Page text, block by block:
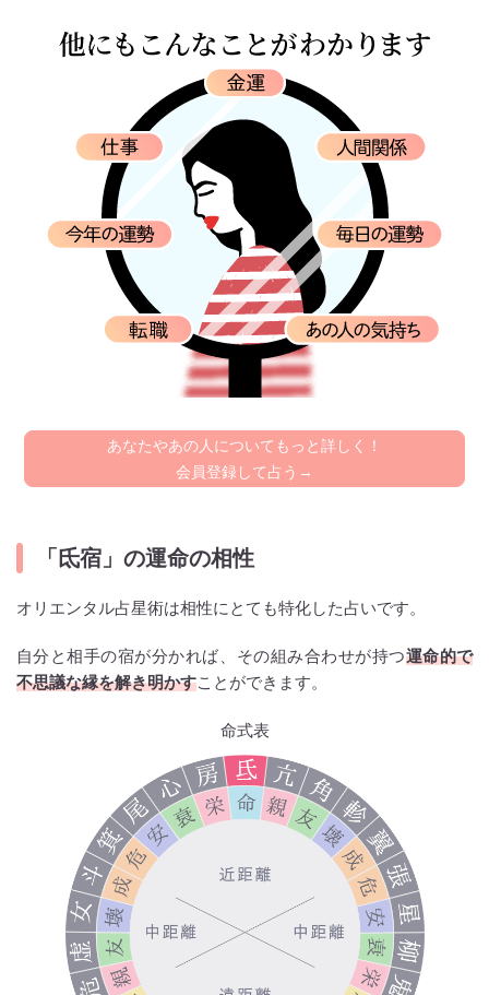
あなたやあの人についてもっと詳しく！
会員登録して占う→
「氐宿」の運命の相性
オリエンタル占星術は相性にとても特化した占いです。
自分と相手の宿が分かれば、その組み合わせが持つ運命的で
不思議な縁を解き明かすことができます。
命式表